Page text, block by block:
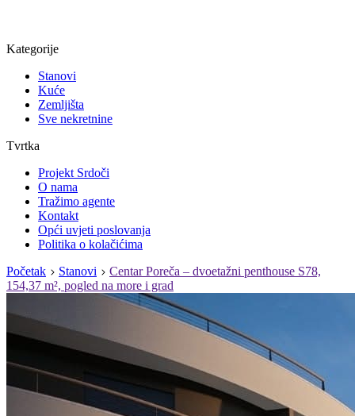
Kategorije
Stanovi
Kuće
Zemljišta
Sve nekretnine
Tvrtka
Projekt Srdoči
O nama
Tražimo agente
Kontakt
Opći uvjeti poslovanja
Politika o kolačićima
Početak
Stanovi
Centar Poreča – dvoetažni penthouse S78,
154,37 m², pogled na more i grad